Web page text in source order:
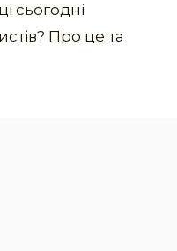
сьогодні
Про це та